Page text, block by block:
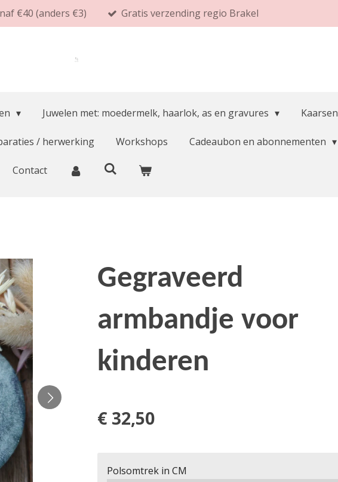
€40 (anders €3) Gratis verzending regio Brakel
Juwelen met: moedermelk, haarlok, as en gravures Kaarsen
/ herwerking Workshops Cadeaubon en abonnementen
Contact
Gegraveerd
armbandje voor
kinderen
€ 32,50
Polsomtrek in CM